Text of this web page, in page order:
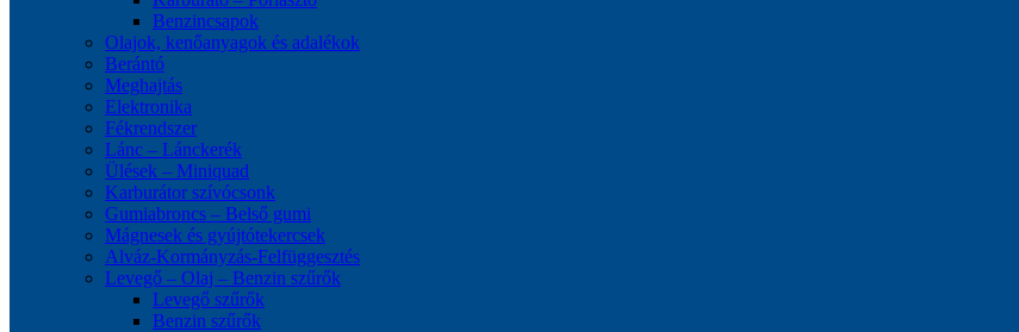
Benzincsapok
Olajok, kenőanyagok és adalékok
Berántó
Meghajtás
Elektronika
Fékrendszer
Lánc – Lánckerék
Ülések – Miniquad
Karburátor szívócsonk
Gumiabroncs – Belső gumi
Mágnesek és gyújtótekercsek
Alváz-Kormányzás-Felfüggesztés
Levegő – Olaj – Benzin szűrők
Levegő szűrők
Benzin szűrők